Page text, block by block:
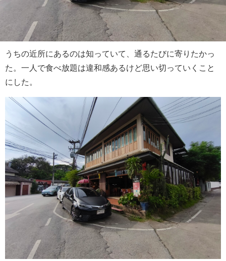
うちの近所にあるのは知っていて、通るたびに寄りたかっ
た。一人で食べ放題は違和感あるけど思い切っていくこと
にした。